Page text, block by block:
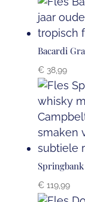
Bacardi
€38,99
Springbank
€119,99